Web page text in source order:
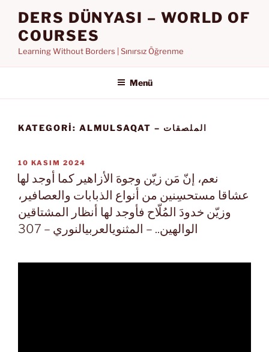
DERS DÜNYASI – WORLD OF
COURSES
Learning Without Borders | Sınırsız Öğrenme
Menü
KATEGORI: ALMULSAQAT – الملصقات
YAYIM
TARIHI
10 KASIM 2024
نعم، إنّ مَن زيّن وجوهَ الأزاهير كما أوجد لها
عشاقا مستحسِنين من أنواع الذبابات والعصافير،
وزيّن خدودَ المُلّاح فأوجد لها أنظار المشتاقين
الوالهين.. – المثنويالعربيالنوري – 307